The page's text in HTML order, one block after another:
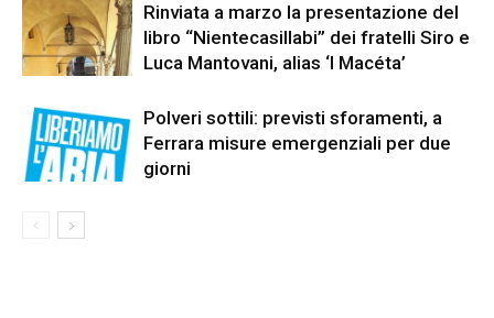
Rinviata a marzo la presentazione del
libro “Nientecasillabi” dei fratelli Siro e
Luca Mantovani, alias ‘I Macéta’
Polveri sottili: previsti sforamenti, a
Ferrara misure emergenziali per due
giorni